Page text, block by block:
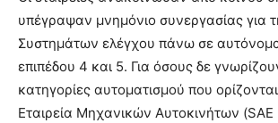
υπέγραψαν μνημόνιο συνεργασίας για
Συστημάτων ελέγχου πάνω σε
επιπέδου 4 και 5. Για όσους δε
κατηγορίες αυτοματισμού που
Εταιρεία Μηχανικών Αυτοκινήτων